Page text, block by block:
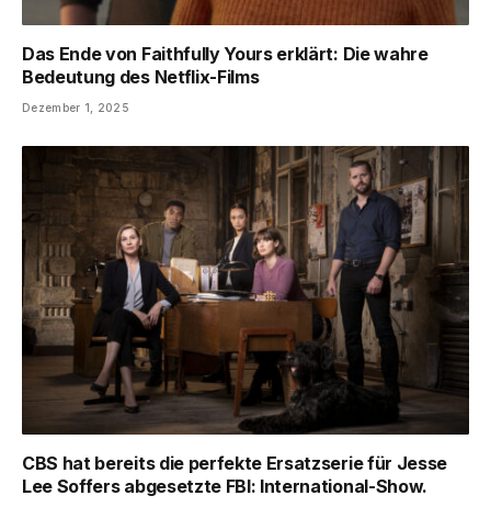
Das Ende von Faithfully Yours erklärt: Die wahre
Bedeutung des Netflix-Films
Dezember 1, 2025
CBS hat bereits die perfekte Ersatzserie für Jesse
Lee Soffers abgesetzte FBI: International-Show.